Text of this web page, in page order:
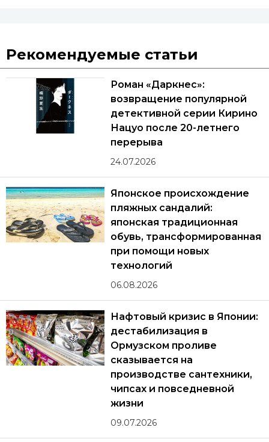
Рекомендуемые статьи
Роман «Даркнес»:
возвращение популярной
детективной серии Кирино
Нацуо после 20-летнего
перерыва
24.07.2026
Японское происхождение
пляжных сандалий:
японская традиционная
обувь, трансформированная
при помощи новых
технологий
06.08.2026
Нафтовый кризис в Японии:
дестабилизация в
Ормузском проливе
сказывается на
производстве сантехники,
чипсах и повседневной
жизни
09.07.2026